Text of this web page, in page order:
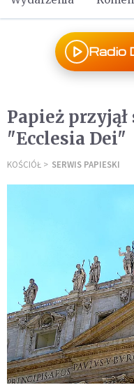
Radio
Papież
"Ecclesia Dei"
KOŚCIÓŁ SERWIS PAPIESKI